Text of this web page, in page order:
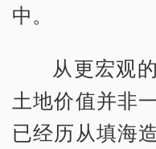
中。
从更宏观
土地价值并非
已经历从填海